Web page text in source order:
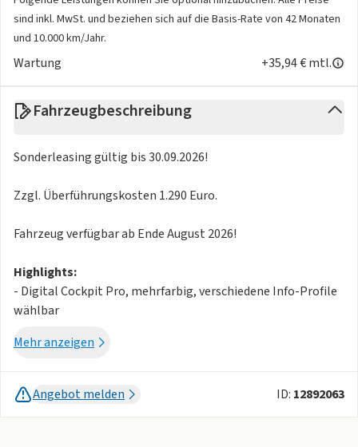
sind inkl. MwSt. und beziehen sich auf die Basis-Rate von 42 Monaten
und 10.000 km/Jahr.
Wartung +35,94 € mtl.
Fahrzeugbeschreibung
Sonderleasing gültig bis 30.09.2026!
Zzgl. Überführungskosten 1.290 Euro.
Fahrzeug verfügbar ab Ende August 2026!
Highlights:
- Digital Cockpit Pro, mehrfarbig, verschiedene Info-Profile
wählbar
Assistenzsysteme:
Gegenlenkunterstützung, ABS, ASR, EDS, MSR und
Gespannstabilisierung
Mehr anzeigen
Angebot melden ID: 12892063